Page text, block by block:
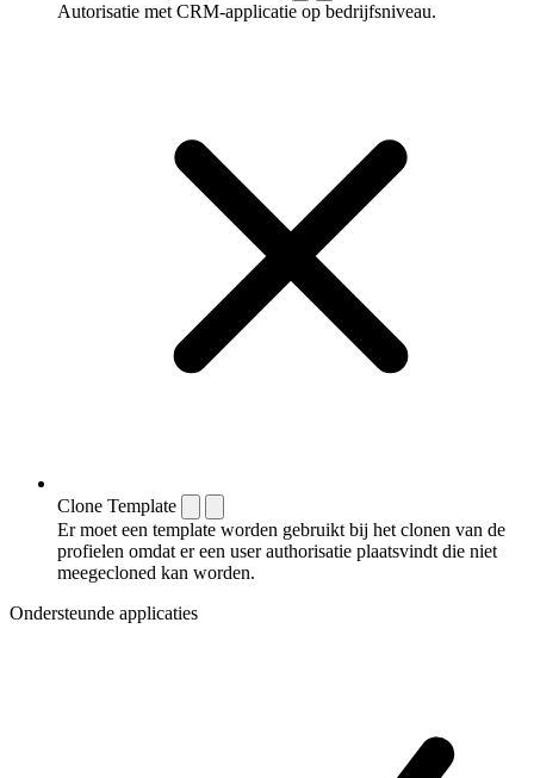
Autorisatie met CRM-applicatie op bedrijfsniveau.
Clone Template
Er moet een template worden gebruikt bij het clonen van de
profielen omdat er een user authorisatie plaatsvindt die niet
meegecloned kan worden.
Ondersteunde applicaties